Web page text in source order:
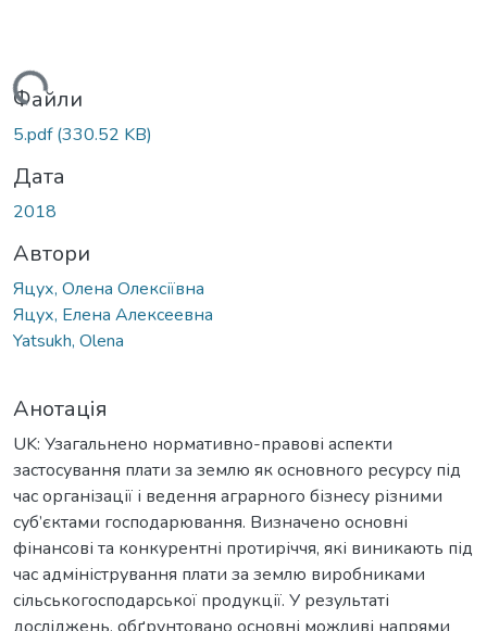
Файли
5.pdf(330.52 KB)
Дата
2018
Автори
Яцух, Олена Олексіївна
Яцух, Елена Алексеевна
Yatsukh, Olena
Анотація
UK: Узагальнено нормативно-правові аспекти
застосування плати за землю як основного ресурсу під
час організації і ведення аграрного бізнесу різними
суб’єктами господарювання. Визначено основні
фінансові та конкурентні протиріччя, які виникають під
час адміністрування плати за землю виробниками
сільськогосподарської продукції. У результаті